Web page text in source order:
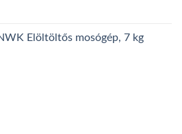
Elöltöltős mosógép, 7 kg